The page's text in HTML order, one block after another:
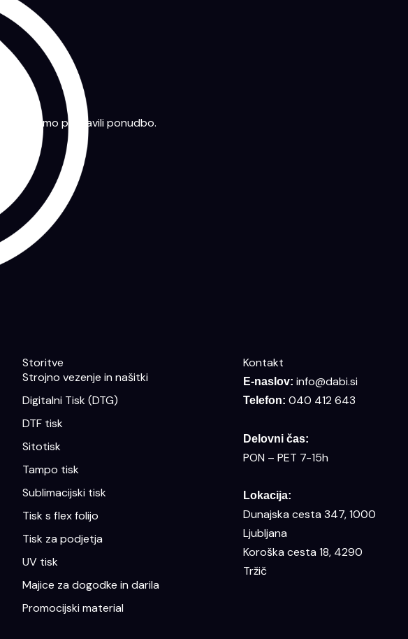
vam bomo pripravili ponudbo.
Storitve
Strojno vezenje in našitki
Digitalni Tisk (DTG)
DTF tisk
Sitotisk
Tampo tisk
Sublimacijski tisk
Tisk s flex folijo
Tisk za podjetja
UV tisk
Majice za dogodke in darila
Promocijski material
Kontakt
E-naslov: info@dabi.si
Telefon: 040 412 643
Delovni čas:
PON – PET 7-15h
Lokacija:
Dunajska cesta 347, 1000
Ljubljana
Koroška cesta 18, 4290
Tržič